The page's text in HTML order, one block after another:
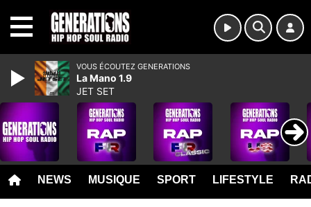
NEWS MUSIQUE SPORT LIFESTYLE
VOUS ÉCOUTEZ GENERATIONS
La Mano 1.9
JET SET